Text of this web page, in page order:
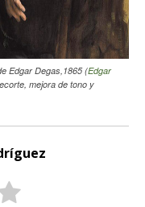
Edgar Degas,1865 (Edgar
mejora de tono y